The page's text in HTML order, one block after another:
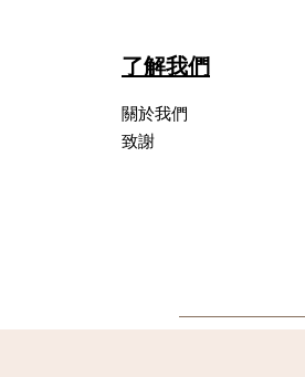
了解我們
關於我們
致謝